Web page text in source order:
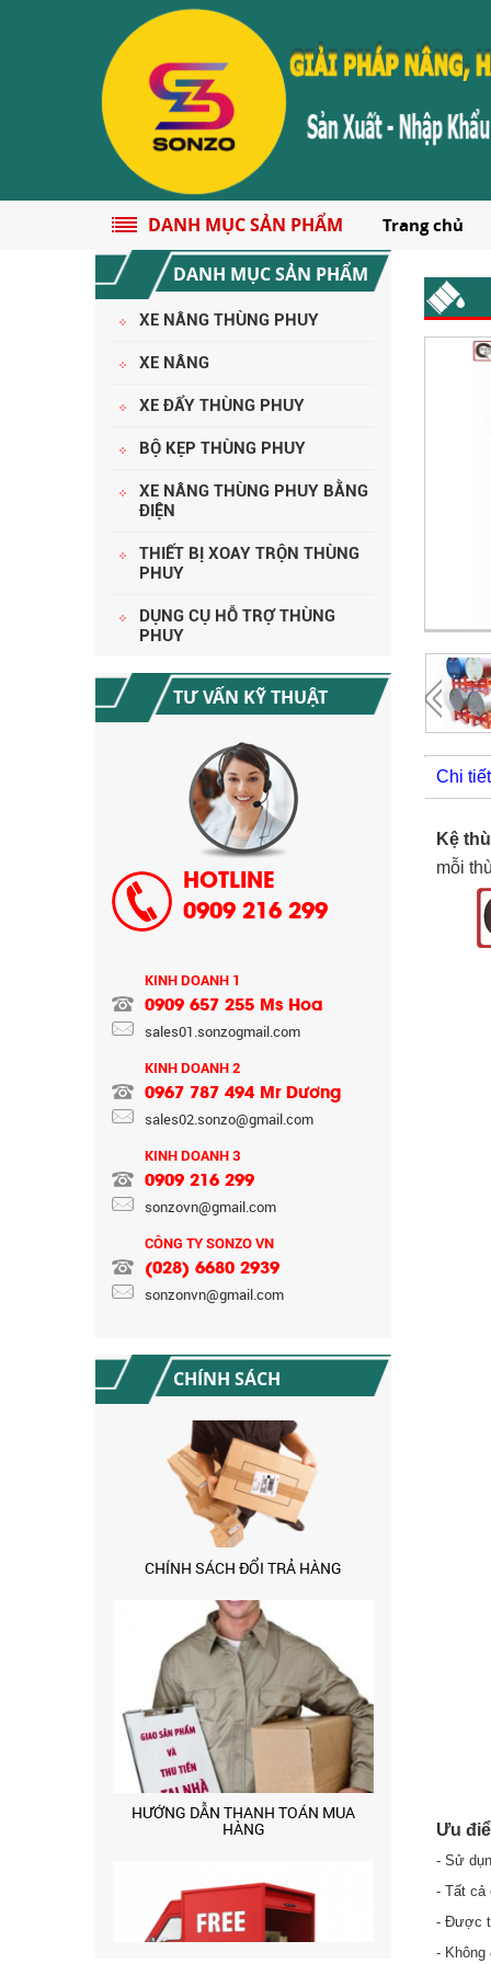
DANH MỤC SẢN PHẨM Trang chủ
DANH MỤC SẢN PHẨM
XE NÂNG THÙNG PHUY
XE NÂNG
XE ĐẨY THÙNG PHUY
BỘ KẸP THÙNG PHUY
XE NÂNG THÙNG PHUY BẰNG
ĐIỆN
THIẾT BỊ XOAY TRỘN THÙNG
PHUY
DỤNG CỤ HỖ TRỢ THÙNG
PHUY
TƯ VẤN KỸ THUẬT
HOTLINE
0909 216 299
KINH DOANH 1
0909 657 255 Ms Hoa
sales01.sonzogmail.com
KINH DOANH 2
0967 787 494 Mr Dương
sales02.sonzo@gmail.com
KINH DOANH 3
0909 216 299
sonzovn@gmail.com
CÔNG TY SONZO VN
(028) 6680 2939
sonzonvn@gmail.com
CHÍNH SÁCH
CHÍNH SÁCH ĐỔI TRẢ HÀNG
HƯỚNG DẪN THANH TOÁN MUA
CHÍNH SÁCH GIAO HÀNG CÔNG TY
CỔ PHẦN TM SX SONZO VN
CHÍNH SÁCH BẢO HÀNH
HÀNG
Chi
Kệ
mỗi
Ưu
- Sử
- Tất cả
- Được
- Không